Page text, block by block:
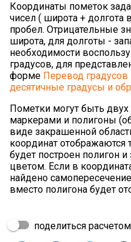
Координаты пометок
чисел ( широта + долгота
пробел. Отрицательные
широта, для долготы -
необходимости
градусов, для
форме Перевод
десятичные градусы и
Пометки могут быть
маркерами и полигоны
виде закрашенной
координат отображаются
будет построен полигон
цветом. Если в
найдено
вместо полигона будет
поделиться расчетом